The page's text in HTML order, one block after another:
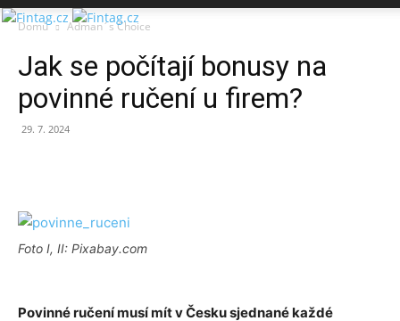
Domů Adman´s Choice
Jak se počítají bonusy na
povinné ručení u firem?
29. 7. 2024
Foto I, II: Pixabay.com
Povinné ručení musí mít v Česku sjednané každé